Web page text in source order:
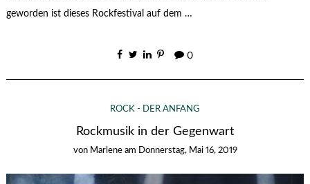
geworden ist dieses Rockfestival auf dem …
0
ROCK - DER ANFANG
Rockmusik in der Gegenwart
von Marlene am Donnerstag, Mai 16, 2019